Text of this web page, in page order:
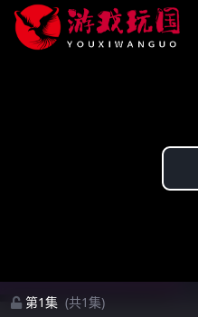
第1集 (共1集)